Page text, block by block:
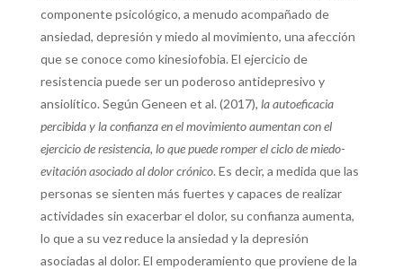
componente psicológico, a menudo acompañado de
ansiedad, depresión y miedo al movimiento, una afección
que se conoce como kinesiofobia. El ejercicio de
resistencia puede ser un poderoso antidepresivo y
ansiolítico. Según Geneen et al. (2017), la autoeficacia
percibida y la confianza en el movimiento aumentan con el
ejercicio de resistencia, lo que puede romper el ciclo de miedo-
evitación asociado al dolor crónico. Es decir, a medida que las
personas se sienten más fuertes y capaces de realizar
actividades sin exacerbar el dolor, su confianza aumenta,
lo que a su vez reduce la ansiedad y la depresión
asociadas al dolor. El empoderamiento que proviene de la